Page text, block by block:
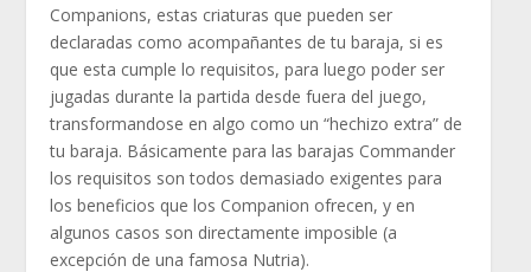
Companions, estas criaturas que pueden ser
declaradas como acompañantes de tu baraja, si es
que esta cumple lo requisitos, para luego poder ser
jugadas durante la partida desde fuera del juego,
transformandose en algo como un “hechizo extra” de
tu baraja. Básicamente para las barajas Commander
los requisitos son todos demasiado exigentes para
los beneficios que los Companion ofrecen, y en
algunos casos son directamente imposible (a
excepción de una famosa Nutria).